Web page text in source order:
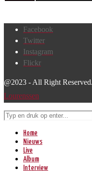
Facebook
Twitter
Instagram
Flickr
@2023 - All Right
Lourenssen
Home
Nieuws
Live
Album
Interview